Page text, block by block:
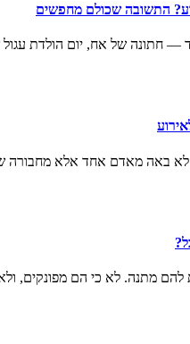
התשובה שכולם מחפשים
— חתונה של אח, יום הולדת
באה מאדם אחד אלא מחבורה
מתנה. לא כי הם מפונקים,